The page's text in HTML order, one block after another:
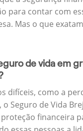
para contar com
Mas o que
de vida em
difíceis, como a
Seguro de Vida
financeira